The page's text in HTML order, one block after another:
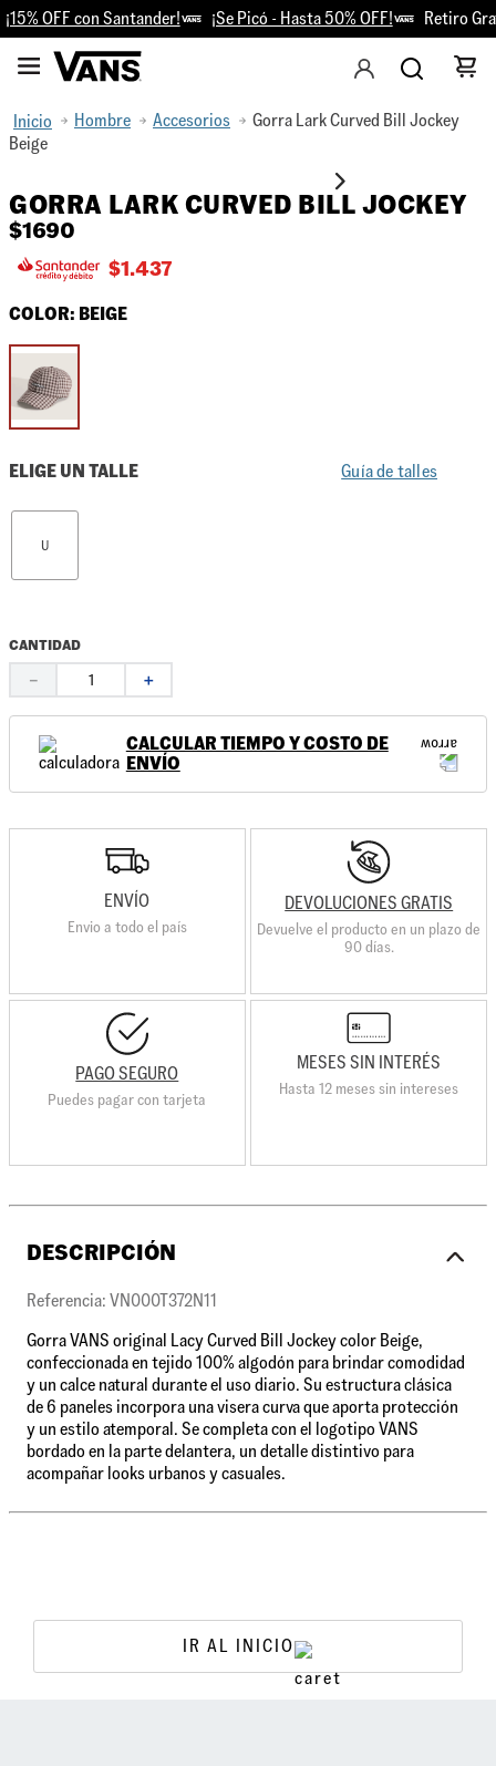
OFF con Santander! ¡Se Picó - Hasta 50% OFF! Retiro
Hombre Accesorios
Gorra Lark Curved Bill Jockey
Beige
GORRA LARK CURVED BILL JOCKEY
$1690
$1.437
COLOR: BEIGE
ELIGE UN TALLE Guía de talles
U
CANTIDAD
＋
－
CALCULAR TIEMPO Y COSTO DE
ENVÍO
ENVÍO
Envio a todo el país
DEVOLUCIONES GRATIS
Devuelve el producto en un plazo de
90 días.
PAGO SEGURO
Puedes pagar con tarjeta
MESES SIN INTERÉS
Hasta 12 meses sin intereses
DESCRIPCIÓN
Referencia: VN000T372N11
Gorra VANS original Lacy Curved Bill Jockey color Beige,
confeccionada en tejido 100% algodón para brindar comodidad
y un calce natural durante el uso diario. Su estructura clásica
de 6 paneles incorpora una visera curva que aporta protección
y un estilo atemporal. Se completa con el logotipo VANS
bordado en la parte delantera, un detalle distintivo para
acompañar looks urbanos y casuales.
IR AL INICIO